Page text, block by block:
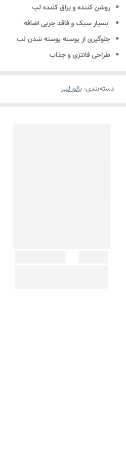
روشن کننده و براق کننده لب
بسیار سبک و فاقد جربی اضافه
جلوگیری از پوسته پوسته شدن لب
طراحی فانتزی و جذاب
دسته‌بندی: بالم لب